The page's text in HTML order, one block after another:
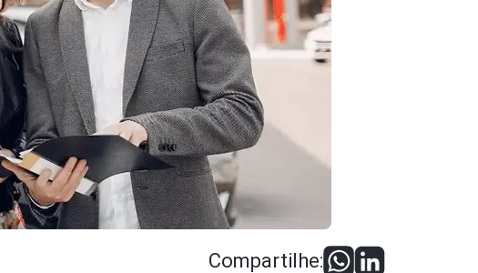
Compartilhe: